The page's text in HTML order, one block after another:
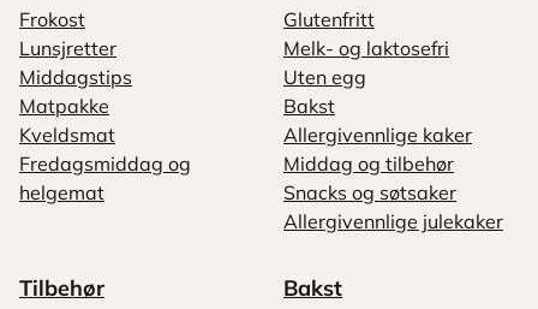
Frokost
Lunsjretter
Middagstips
Matpakke
Kveldsmat
Fredagsmiddag og
helgemat
Glutenfritt
Melk- og laktosefri
Uten egg
Bakst
Allergivennlige kaker
Middag og tilbehør
Snacks og søtsaker
Allergivennlige julekaker
Tilbehør Bakst